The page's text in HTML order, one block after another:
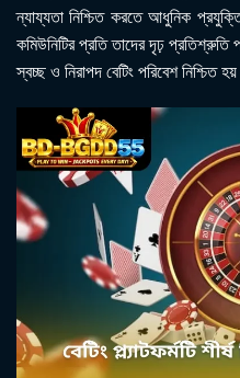
ন্যায্যতা নিশ্চিত করতে আধুনিক
কমিউনিটির প্রতি তাদের দৃঢ়
স্বচ্ছ ও নিরাপদ বেটিং পরিবেশ নিশ্চিত